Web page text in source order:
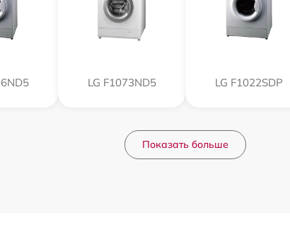
LG F1073ND5 LG F1022SDP
Показать больше